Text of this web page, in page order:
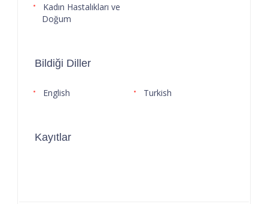
Kadın Hastalıkları ve
Doğum
Bildiği Diller
English Turkish
Kayıtlar